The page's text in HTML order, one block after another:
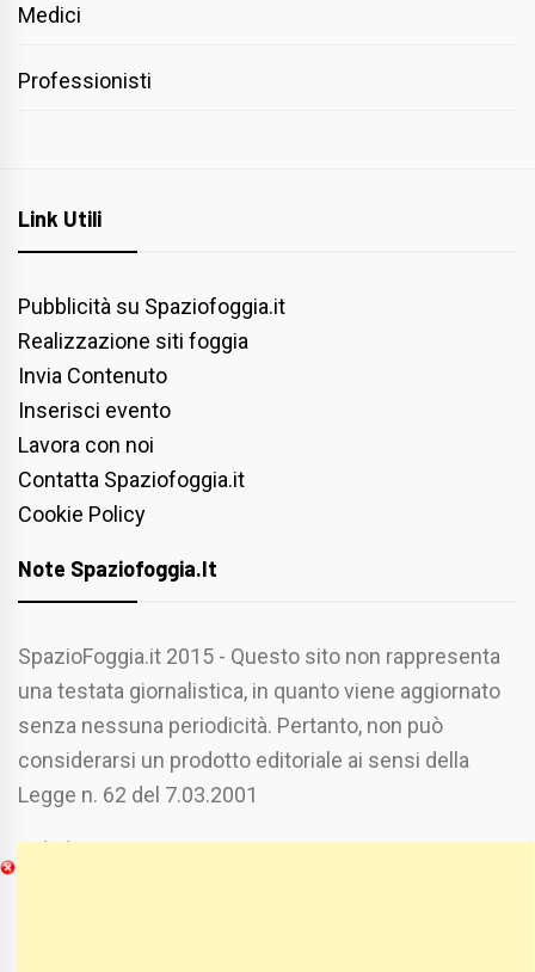
Medici
Professionisti
Link Utili
Pubblicità su Spaziofoggia.it
Realizzazione siti foggia
Invia Contenuto
Inserisci evento
Lavora con noi
Contatta Spaziofoggia.it
Cookie Policy
Note Spaziofoggia.it
SpazioFoggia.it 2015 - Questo sito non rappresenta
una testata giornalistica, in quanto viene aggiornato
senza nessuna periodicità. Pertanto, non può
considerarsi un prodotto editoriale ai sensi della
Legge n. 62 del 7.03.2001
Chi Siamo